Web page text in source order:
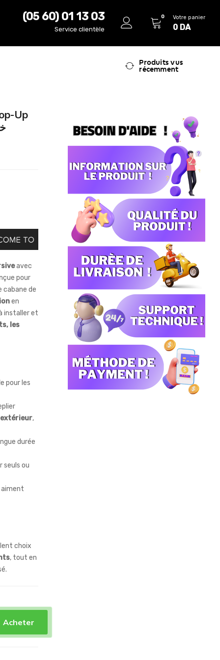
(05 60) 01 13 03
Service clientèle
0 Votre panier
0 DA
Produits vus
récemment
Up
avec
pour
cabane de
en
installer et
les
pour les
,
durée
seuls ou
aiment
choix
, tout en
Acheter